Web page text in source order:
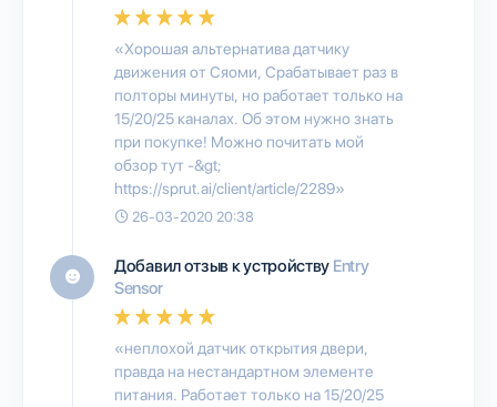
«Хорошая альтернатива датчику
движения от Сяоми, Срабатывает раз в
полторы минуты, но работает только на
15/20/25 каналах. Об этом нужно знать
при покупке! Можно почитать мой
обзор тут -&gt;
https://sprut.ai/client/article/2289»
26-03-2020 20:38
Добавил отзыв к устройству Entry
Sensor
«неплохой датчик открытия двери,
правда на нестандартном элементе
питания. Работает только на 15/20/25